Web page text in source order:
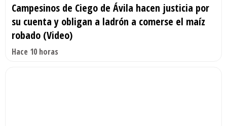
Campesinos de Ciego de Ávila hacen justicia por
su cuenta y obligan a ladrón a comerse el maíz
robado (Video)
Hace 10 horas